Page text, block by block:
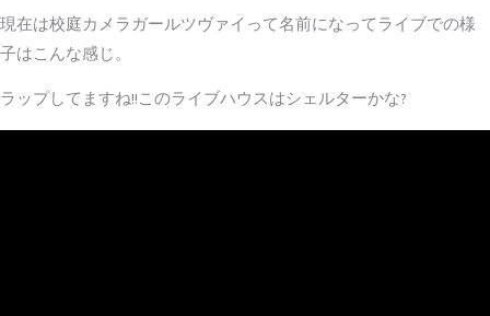
現在は校庭カメラガールツヴァイって名前になってライブでの様
子はこんな感じ。
ラップしてますね!!このライブハウスはシェルターかな?